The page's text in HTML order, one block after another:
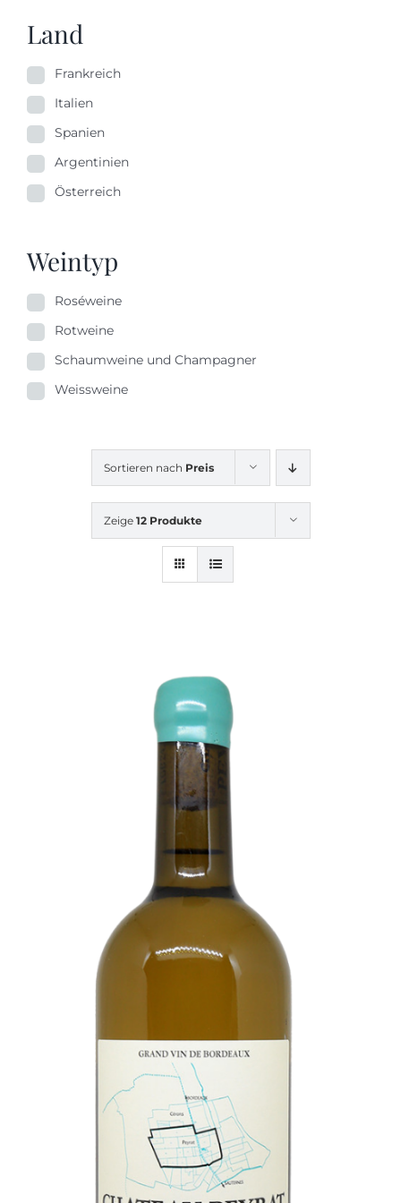
Sortieren nach Preis
Zeige 12 Produkte
Land
Frankreich
Italien
Spanien
Argentinien
Österreich
Weintyp
Roséweine
Rotweine
Schaumweine und Champagner
Weissweine